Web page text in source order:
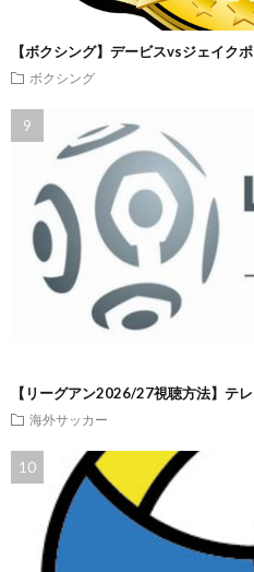
【ボクシング】デービスvsジェイク
ボクシング
【リーグアン2026/27視聴方法】テ
海外サッカー